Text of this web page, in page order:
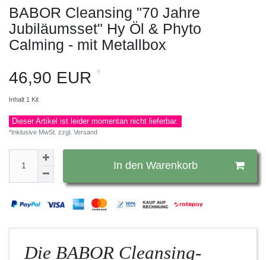
BABOR Cleansing "70 Jahre
Jubiläumsset" Hy Öl & Phyto
Calming - mit Metallbox
46,90 EUR *
Inhalt 1 Kit
Dieser Artikel ist leider momentan nicht lieferbar.
*Inklusive MwSt. zzgl. Versand
In den Warenkorb
Die BABOR Cleansing-